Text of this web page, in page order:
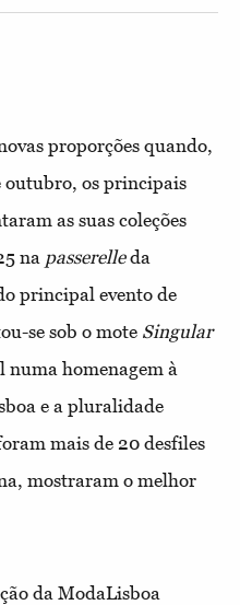
proporções quando,
outubro, os principais
as suas coleções
na passerelleda
principal evento de
se sob o mote Singular
homenagem à
e a pluralidade
mais de 20 desfiles
mostraram o melhor
da ModaLisboa